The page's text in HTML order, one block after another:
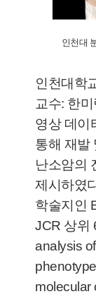
인천대
인천대학
교수: 한
영상 데이
통해 재발
난소암의
제시하였
학술지인
JCR 상위
analysis
molecular